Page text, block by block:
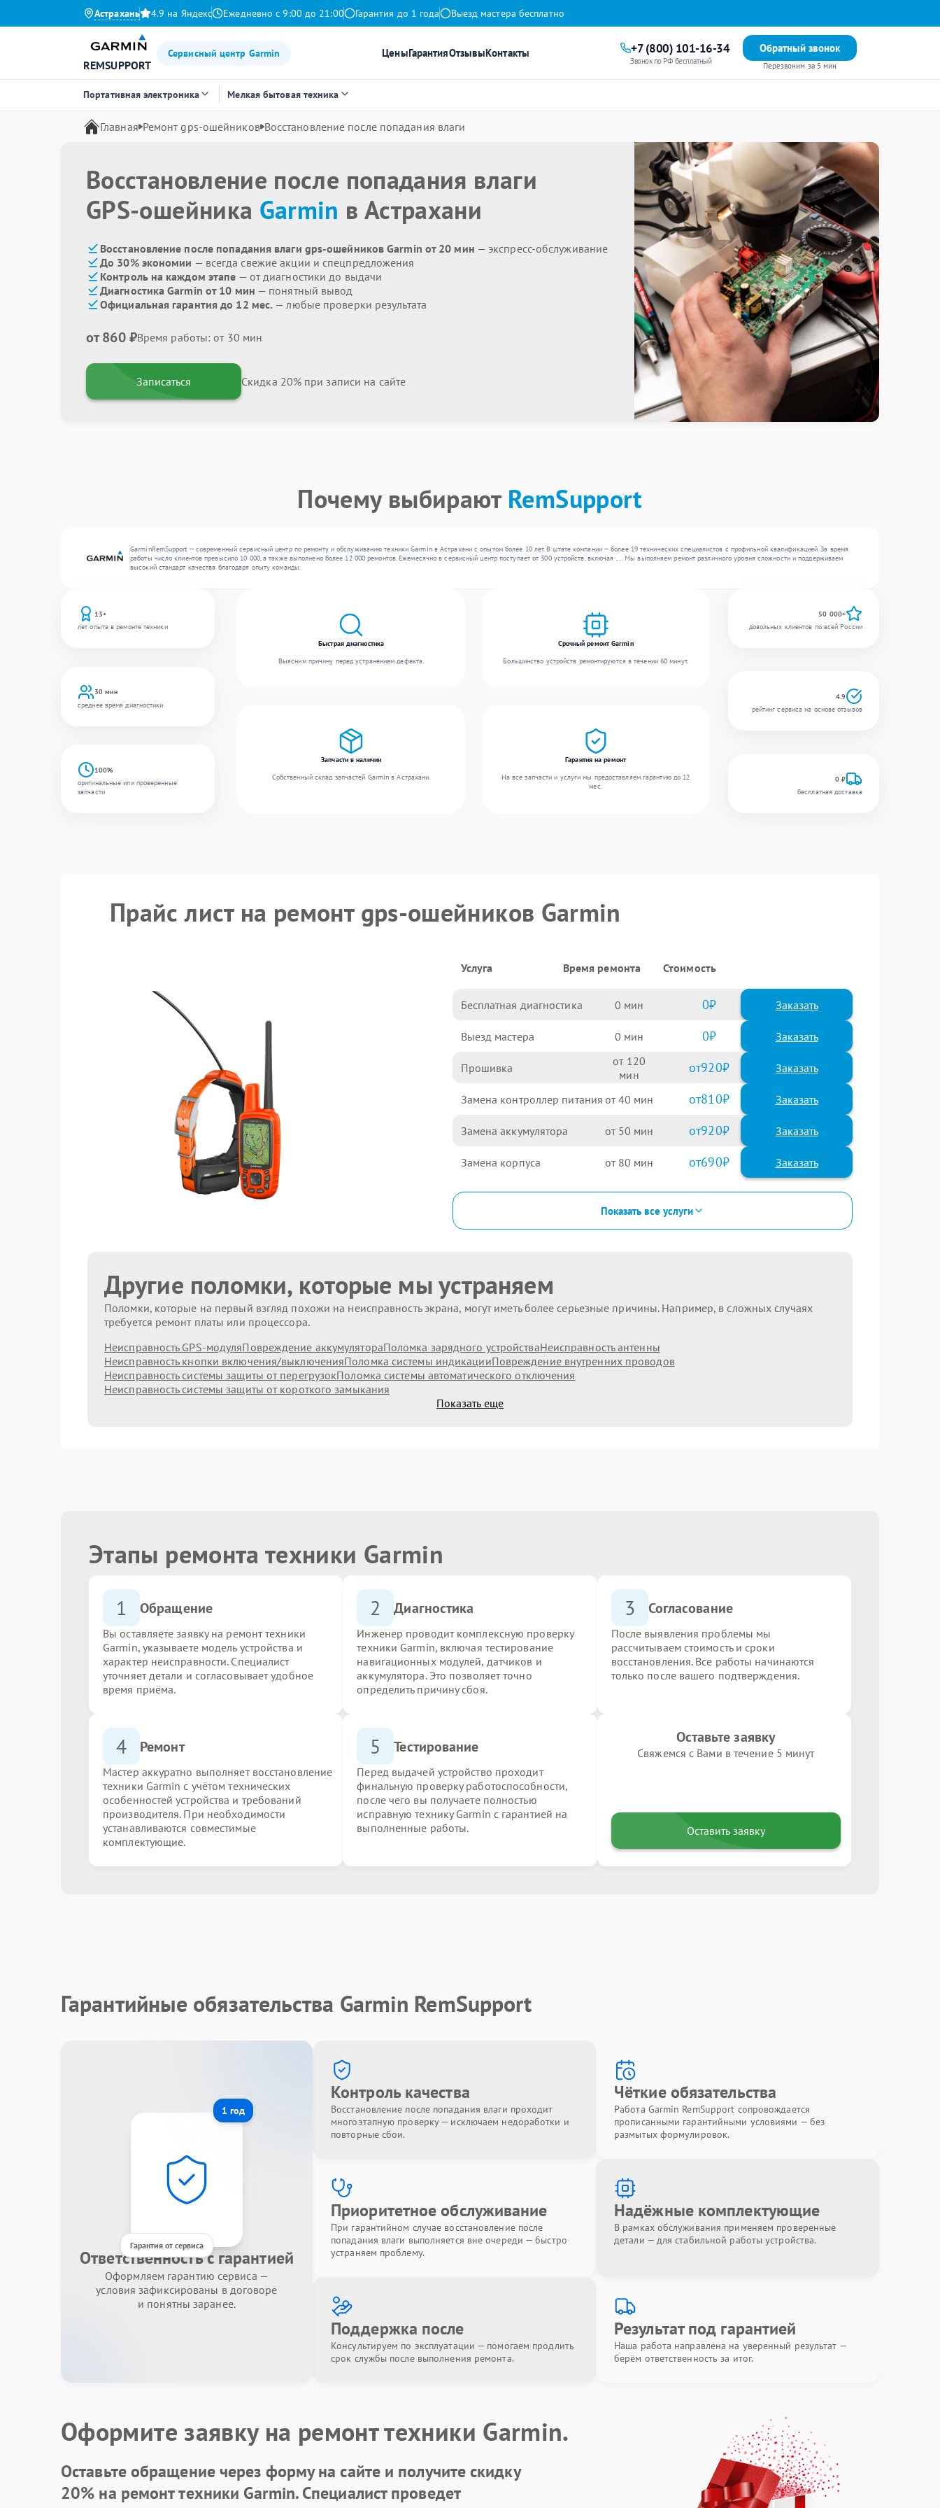
Астрахань 4.9 на Яндекс Ежедневно с 9:00 до 21:00 Гарантия до 1 года Выезд мастера бесплатно
REMSUPPORT
Сервисный центр Garmin ЦеныГарантияОтзывыКонтакты +7 (800) 101-16-34
Звонок по РФ бесплатный
Обратный звонок
Перезвоним за 5 мин
Портативная электроника Мелкая бытовая техника
Главная Ремонт gps-ошейников Восстановление после попадания влаги
Восстановление после попадания влаги
GPS-ошейника Garmin в Астрахани
Восстановление после попадания влаги gps-ошейников Garmin от 20 мин — экспресс-обслуживание
До 30% экономии — всегда свежие акции и спецпредложения
Контроль на каждом этапе — от диагностики до выдачи
Диагностика Garmin от 10 мин — понятный вывод
Официальная гарантия до 12 мес. — любые проверки результата
от 860 ₽Время работы: от 30 мин
Записаться Скидка 20% при записи на сайте
Почему выбирают RemSupport
GarminRemSupport — современный сервисный центр по ремонту и обслуживанию техники Garmin в Астрахани с опытом более 10 лет. В штате компании — более 19 технических специалистов с профильной квалификацией. За время
работы число клиентов превысило 10 000, а также выполнено более 12 000 ремонтов. Ежемесячно в сервисный центр поступает от 300 устройств, включая , , . Мы выполняем ремонт различного уровня сложности и поддерживаем
высокий стандарт качества благодаря опыту команды.
13+
лет опыта в ремонте техники
30 мин
среднее время диагностики
100%
оригинальные или проверенные
запчасти
Быстрая диагностика
Выясним причину перед устранением дефекта.
Срочный ремонт Garmin
Большинство устройств ремонтируются в течении 60 минут.
Запчасти в наличии
Собственный склад запчастей Garmin в Астрахани.
Гарантия на ремонт
На все запчасти и услуги мы предоставляем гарантию до 12
мес.
50 000+
довольных клиентов по всей России
4.9
рейтинг сервиса на основе отзывов
0 ₽
бесплатная доставка
Прайс лист на ремонт gps-ошейников Garmin
Услуга Время ремонта Стоимость
Бесплатная диагностика 0 0 Заказать
Выезд мастера 0 0 Заказать
Прошивка 120 920
Замена контроллер питания 40 810
Замена аккумулятора 50 920
Замена корпуса 80 690
Показать все услуги
Другие поломки, которые мы устраняем
Поломки, которые на первый взгляд похожи на неисправность экрана, могут иметь более серьезные причины. Например, в сложных случаях
требуется ремонт платы или процессора.
Неисправность GPS-модуляПовреждение аккумулятораПоломка зарядного устройстваНеисправность антенны
Неисправность кнопки включения/выключенияПоломка системы индикацииПовреждение внутренних проводов
Неисправность системы защиты от перегрузокПоломка системы автоматического отключения
Неисправность системы защиты от короткого замыкания
Показать еще
Этапы ремонта техники Garmin
1 Обращение
Вы оставляете заявку на ремонт техники
Garmin, указываете модель устройства и
характер неисправности. Специалист
уточняет детали и согласовывает удобное
время приёма.
2 Диагностика
Инженер проводит комплексную проверку
техники Garmin, включая тестирование
навигационных модулей, датчиков и
аккумулятора. Это позволяет точно
определить причину сбоя.
3 Согласование
После выявления проблемы мы
рассчитываем стоимость и сроки
восстановления. Все работы начинаются
только после вашего подтверждения.
4 Ремонт
Мастер аккуратно выполняет восстановление
техники Garmin с учётом технических
особенностей устройства и требований
производителя. При необходимости
устанавливаются совместимые
комплектующие.
5 Тестирование
Перед выдачей устройство проходит
финальную проверку работоспособности,
после чего вы получаете полностью
исправную технику Garmin с гарантией на
выполненные работы.
Оставьте заявку
Свяжемся с Вами в течение 5 минут
Оставить заявку
Гарантийные обязательства Garmin RemSupport
1 год
Гарантия от сервиса
Ответственность с гарантией
Оформляем гарантию сервиса —
условия зафиксированы в договоре
и понятны заранее.
Контроль качества
Восстановление после попадания влаги проходит
многоэтапную проверку — исключаем недоработки и
повторные сбои.
Чёткие обязательства
Работа Garmin RemSupport сопровождается
прописанными гарантийными условиями — без
размытых формулировок.
Приоритетное обслуживание
При гарантийном случае восстановление после
попадания влаги выполняется вне очереди — быстро
устраняем проблему.
Надёжные комплектующие
В рамках обслуживания применяем проверенные
детали — для стабильной работы устройства.
Поддержка после
Консультируем по эксплуатации — помогаем продлить
срок службы после выполнения ремонта.
Результат под гарантией
Наша работа направлена на уверенный результат —
берём ответственность за итог.
Оформите заявку на ремонт техники Garmin.
Оставьте обращение через форму на сайте и получите скидку
20% на ремонт техники Garmin. Специалист проведет